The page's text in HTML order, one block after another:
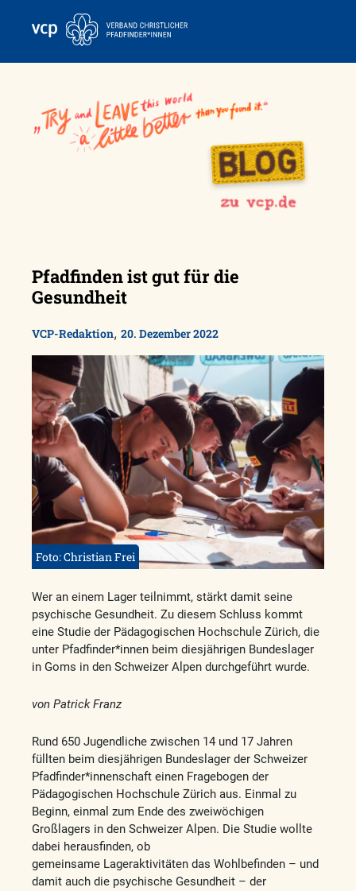
Pfadfinden ist gut für die
Gesundheit
VCP-Redaktion, 20. Dezember 2022
Foto: Christian Frei
Wer an einem Lager teilnimmt, stärkt damit seine
psychische Gesundheit. Zu diesem Schluss kommt
eine Studie der Pädagogischen Hochschule Zürich, die
unter Pfadfinder*innen beim diesjährigen Bundeslager
in Goms in den Schweizer Alpen durchgeführt wurde.
von Patrick Franz
Rund 650 Jugendliche zwischen 14 und 17 Jahren
füllten beim diesjährigen Bundeslager der Schweizer
Pfadfinder*innenschaft einen Fragebogen der
Pädagogischen Hochschule Zürich aus. Einmal zu
Beginn, einmal zum Ende des zweiwöchigen
Großlagers in den Schweizer Alpen. Die Studie wollte
dabei herausfinden, ob
gemeinsame Lageraktivitäten das Wohlbefinden – und
damit auch die psychische Gesundheit – der